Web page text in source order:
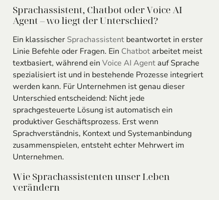
Sprachassistent, Chatbot oder Voice AI
Agent – wo liegt der Unterschied?
Ein klassischer Sprachassistentbeantwortet in erster
Linie Befehle oder Fragen. Ein Chatbotarbeitet meist
textbasiert, während ein Voice AI Agentauf Sprache
spezialisiert ist und in bestehende Prozesse integriert
werden kann. Für Unternehmen ist genau dieser
Unterschied entscheidend: Nicht jede
sprachgesteuerte Lösung ist automatisch ein
produktiver Geschäftsprozess. Erst wenn
Sprachverständnis, Kontext und Systemanbindung
zusammenspielen, entsteht echter Mehrwert im
Unternehmen.
Wie Sprachassistenten unser Leben
verändern